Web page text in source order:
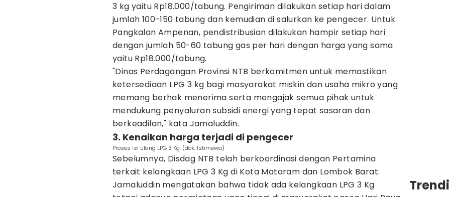
3 kg yaitu Rp18.000/tabung. Pengiriman dilakukan setiap hari dalam
jumlah 100-150 tabung dan kemudian di salurkan ke pengecer. Untuk
Pangkalan Ampenan, pendistribusian dilakukan hampir setiap hari
dengan jumlah 50-60 tabung gas per hari dengan harga yang sama
yaitu Rp18.000/tabung.
"Dinas Perdagangan Provinsi NTB berkomitmen untuk memastikan
ketersediaan LPG 3 kg bagi masyarakat miskin dan usaha mikro yang
memang berhak menerima serta mengajak semua pihak untuk
mendukung penyaluran subsidi energi yang tepat sasaran dan
berkeadilan," kata Jamaluddin.
3. Kenaikan harga terjadi di pengecer
Proses isi ulang LPG 3 Kg. (dok. Istimewa)
Sebelumnya, Disdag NTB telah berkoordinasi dengan Pertamina
terkait kelangkaan LPG 3 Kg di Kota Mataram dan Lombok Barat.
Jamaluddin mengatakan bahwa tidak ada kelangkaan LPG 3 Kg